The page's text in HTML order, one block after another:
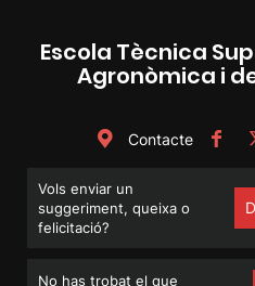
Escola Tècnica
Agronòmica i
Contacte
Vols enviar un
suggeriment, queixa o
felicitació?
No has trobat el que